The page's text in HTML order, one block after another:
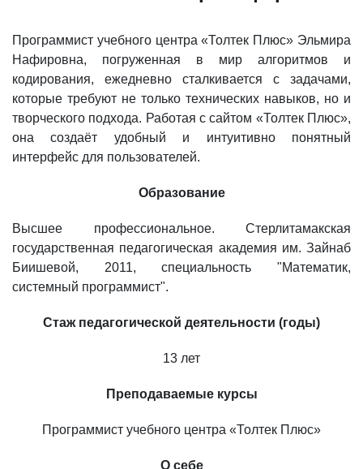
Программист учебного центра «Толтек Плюс» Эльмира
Нафировна, погруженная в мир алгоритмов и
кодирования, ежедневно сталкивается с задачами,
которые требуют не только технических навыков, но и
творческого подхода. Работая с сайтом «Толтек Плюс»,
она создаёт удобный и интуитивно понятный
интерфейс для пользователей.
Образование
Высшее профессиональное. Стерлитамакская
государственная педагогическая академия им. Зайнаб
Биишевой, 2011, специальность "Математик,
системный программист".
Стаж педагогической деятельности (годы)
13 лет
Преподаваемые курсы
Программист учебного центра «Толтек Плюс»
О себе